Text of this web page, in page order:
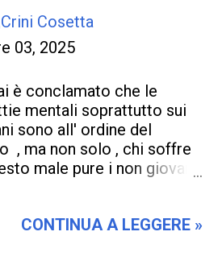
e indifeso e all' ordine
. Beato chi ricco e con
in banca che osa
perché può farlo
interruzione , magari
coperto e intrigato
affari loschi , l'Italia è la
a fare questo senza che
d'ingrandimento affiora
, magari nessuno vuole
Cosetta
03, 2025
è conclamato che le
mentali soprattutto sui
sono all' ordine del
, ma non solo , chi soffre
male pure i non giovani
, non si vuole che venga
CONTINUA A LEGGERE »